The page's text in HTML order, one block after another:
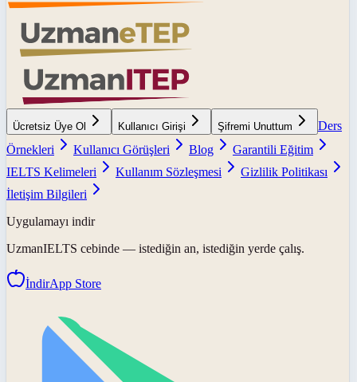
Ücretsiz Üye Ol Kullanıcı Girişi Şifremi Unuttum
Ders
Örnekleri
Kullanıcı Görüşleri Blog
Garantili Eğitim
IELTS Kelimeleri
Kullanım Sözleşmesi
Gizlilik Politikası
İletişim Bilgileri
Uygulamayı indir
UzmanIELTS cebinde — istediğin an, istediğin yerde çalış.
İndirApp Store